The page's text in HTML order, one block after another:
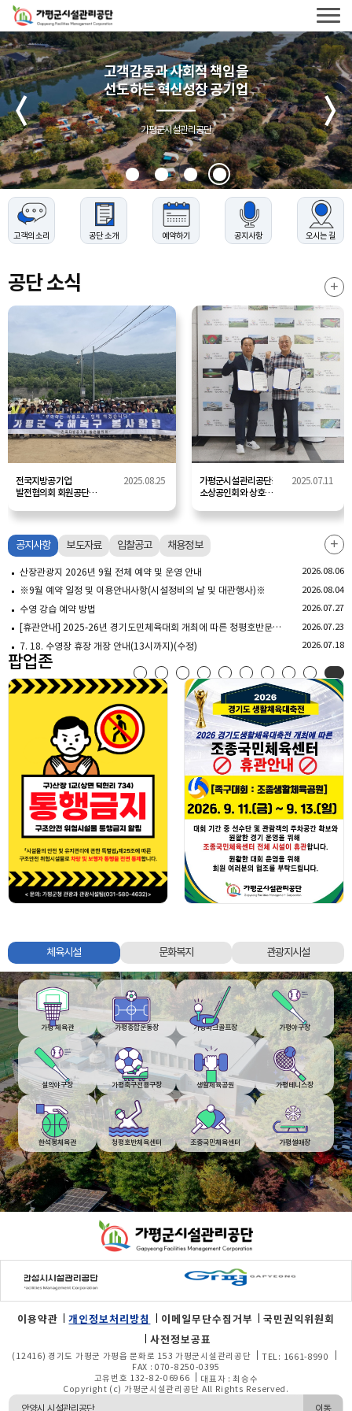
가평군시설관리공단
로고
전체
열기
가평군시설관리공단
고객감동과 사회적 책임을
선도하는 혁신성장 공기업
가평군시설관리공단
고객의 소리 공단 소개 예약하기 공지사항 오시는 길
메인배너
슬라이드
이전
공단 소식
전국지방공기업
발전협의회 회원공단과
전개
2025.08.25
가평군시설관리공단공단-
소상공인회와 상호
2025.07.11
공지사항 보도자료 입찰공고 채용정보
산장관광지 2026년 9월 전체 예약 및 운영 안내 2026.08.06
※9월 예약 일정 및 이용안내사항(시설정비의 날 및 대관행사)※ 2026.08.04
수영 강습 예약 방법 2026.07.27
[휴관안내] 2025-26년 경기도민체육대회 개최에 따른 청평호반문화체육센터 대회 일정 및 휴관 안내 2026.07.23
7. 18. 수영장 휴장 개장 안내(13시까지)(수정) 2026.07.18
더보기
팝업존
가평군시설관리공단
체육시설,
문화복지,
관광지시설
탭
영역
체육시설 문화복지 관광지시설
가평 체육관 가평종합운동장 가평파크골프장 가평야구장
설악야구장 가평축구전용구장 생활체육공원 가평테니스장
한석봉체육관 청평호반체육센터 조중국민체육센터 가평썰매장
영역
이용약관 개인정보처리방침 이메일무단수집거부
국민권익위원회
사전정보공표
(12416) 경기도 가평군 가평읍 문화로 153 가평군시설관리공단
TEL: 1661-8990
FAX : 070-8250-0395
고유번호 132-82-06966
대표자 : 최승수
Copyright (c) 가평군시설관리공단 All Rights Reserved.
이동